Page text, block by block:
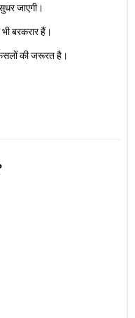
जाएगी।
बरकरार हैं।
की जरूरत है।